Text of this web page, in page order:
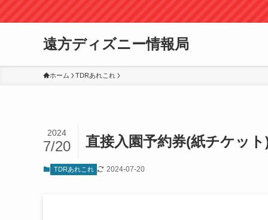
遠方ディズニー情報局
ホーム TDRあれこれ
直接入園予約券(紙チケッ
2024
7/20
TDRあれこれ 2024-07-20